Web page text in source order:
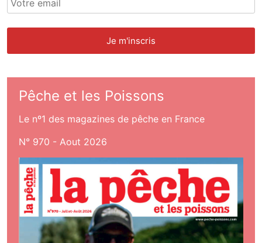
Pêche et les Poissons
Le nº1 des magazines de pêche en France
N° 970 - Aout 2026